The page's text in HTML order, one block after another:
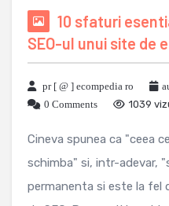
10 sfaturi
SEO-ul unui site de
pr [ @ ] ecompedia ro
0 Comments
1039
Cineva spunea ca "ceea
schimba" si, intr-adevar,
permanenta si este la fel